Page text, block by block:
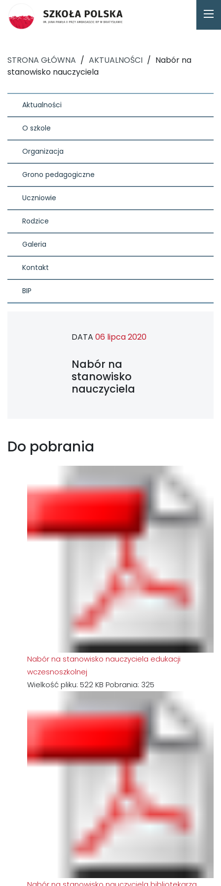
STRONA GŁÓWNA / AKTUALNOŚCI / Nabór na
stanowisko nauczyciela
Aktualności
O szkole
Organizacja
Grono pedagogiczne
Uczniowie
Rodzice
Galeria
Kontakt
BIP
DATA 06 lipca 2020
Nabór na
stanowisko
nauczyciela
Do pobrania
Nabór na stanowisko nauczyciela edukacji
wczesnoszkolnej
Wielkość pliku: 522 KB Pobrania: 325